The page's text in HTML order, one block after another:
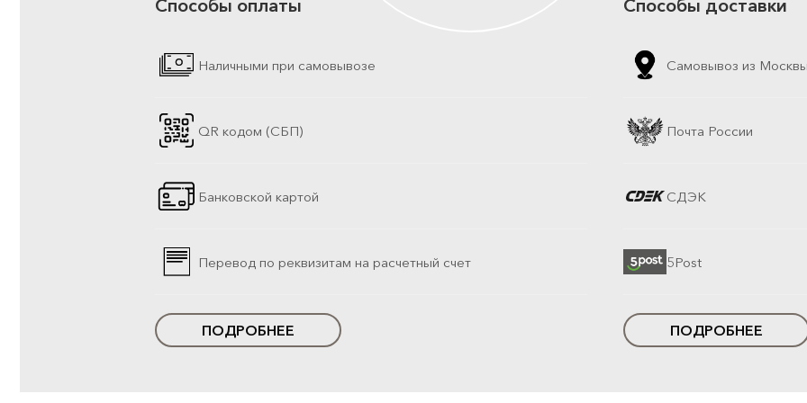
Способы оплаты
Наличными при самовывозе
QR кодом (СБП)
Банковской картой
Перевод по реквизитам на расчетный счет
ПОДРОБНЕЕ
Способы доставки
Самовывоз из
Почта России
СДЭК
5Post
ПОДРОБНЕЕ